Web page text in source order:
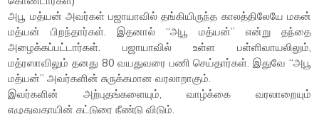
அபூ மத்யன் அவர்கள் பஜாயாவில் தங்கியிருந்த காலத்திலேயே மகன்
மத்யன் பிறந்தார்கள். இதனால் “அபூ மத்யன்” என்று தந்தை
அழைக்கப்பட்டார்கள். பஜாயாவில் உள்ள பள்ளிவாயலிலும்,
மத்ரஸாவிலும் தனது 80 வயதுவரை பணி செய்தார்கள். இதுவே “அபூ
மத்யன்” அவர்களின் சுருக்கமான வரலாறாகும்.
இவர்களின் அற்புதங்களையும், வாழ்க்கை வரலாறையும்
எழுதுவதாயின் கட்டுரை நீண்டு விடும்.